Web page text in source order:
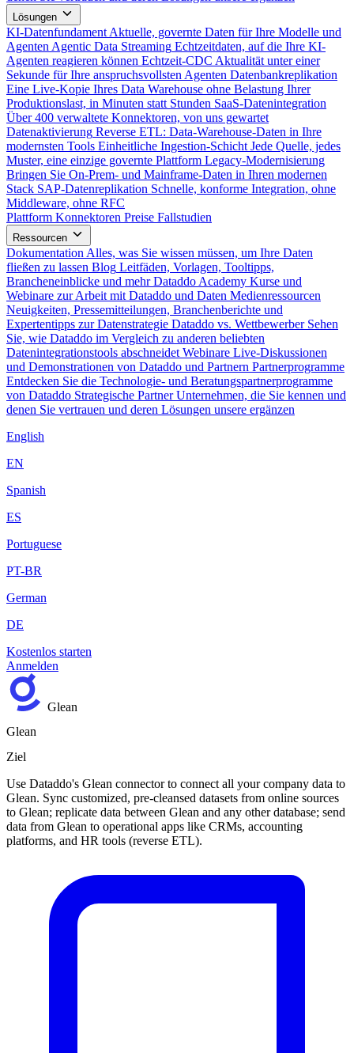
Lösungen
KI-Datenfundament Aktuelle, governte Daten für Ihre Modelle und
Agenten Agentic Data Streaming Echtzeitdaten, auf die Ihre KI-
Agenten reagieren können Echtzeit-CDC Aktualität unter einer
Sekunde für Ihre anspruchsvollsten Agenten Datenbankreplikation
Eine Live-Kopie Ihres Data Warehouse ohne Belastung Ihrer
Produktionslast, in Minuten statt Stunden SaaS-Datenintegration
Über 400 verwaltete Konnektoren, von uns gewartet
Datenaktivierung Reverse ETL: Data-Warehouse-Daten in Ihre
modernsten Tools Einheitliche Ingestion-Schicht Jede Quelle, jedes
Muster, eine einzige governte Plattform Legacy-Modernisierung
Bringen Sie On-Prem- und Mainframe-Daten in Ihren modernen
Stack SAP-Datenreplikation Schnelle, konforme Integration, ohne
Middleware, ohne RFC
Plattform Konnektoren Preise Fallstudien
Ressourcen
Dokumentation Alles, was Sie wissen müssen, um Ihre Daten
fließen zu lassen Blog Leitfäden, Vorlagen, Tooltipps,
Brancheneinblicke und mehr Dataddo Academy Kurse und
Webinare zur Arbeit mit Dataddo und Daten Medienressourcen
Neuigkeiten, Pressemitteilungen, Branchenberichte und
Expertentipps zur Datenstrategie Dataddo vs. Wettbewerber Sehen
Sie, wie Dataddo im Vergleich zu anderen beliebten
Datenintegrationstools abschneidet Webinare Live-Diskussionen
und Demonstrationen von Dataddo und Partnern Partnerprogramme
Entdecken Sie die Technologie- und Beratungspartnerprogramme
von Dataddo Strategische Partner Unternehmen, die Sie kennen und
denen Sie vertrauen und deren Lösungen unsere ergänzen
English
EN
Spanish
ES
Portuguese
PT-BR
German
DE
Kostenlos starten
Anmelden
Glean
Glean
Ziel
Use Dataddo's Glean connector to connect all your company data to
Glean. Sync customized, pre-cleansed datasets from online sources
to Glean; replicate data between Glean and any other database; send
data from Glean to operational apps like CRMs, accounting
platforms, and HR tools (reverse ETL).